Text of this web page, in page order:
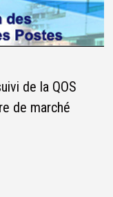
de la QOS
de marché